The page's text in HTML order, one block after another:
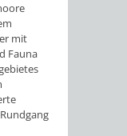
mit
Fauna